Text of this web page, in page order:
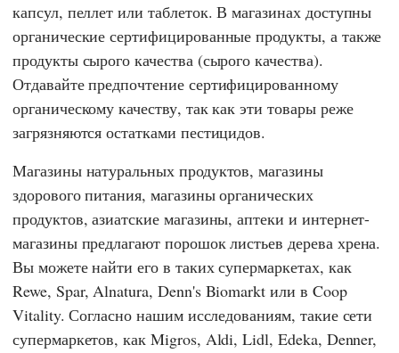
капсул, пеллет или таблеток. В магазинах доступны
органические сертифицированные продукты, а также
продукты сырого качества (сырого качества).
Отдавайте предпочтение сертифицированному
органическому качеству, так как эти товары реже
загрязняются остатками пестицидов.
Магазины натуральных продуктов, магазины
здорового питания, магазины органических
продуктов, азиатские магазины, аптеки и интернет-
магазины предлагают порошок листьев дерева хрена.
Вы можете найти его в таких супермаркетах, как
Rewe, Spar,Alnatura, Denn's Biomarkt или в Coop
Vitality. Согласно нашим исследованиям, такие сети
супермаркетов, как Migros, Aldi,Lidl, Edeka, Denner,